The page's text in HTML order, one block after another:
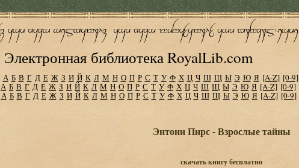
Электронная библиотека RoyalLib.com
А Б В Г Д Е Ж З И Й К Л М Н О П Р С Т У Ф Х Ц Ч Ш Щ Ы Э Ю Я [A-Z] [0-9]
А Б В Г Д Е Ж З И Й К Л М Н О П Р С Т У Ф Х Ц Ч Ш Щ Ы Э Ю Я [A-Z] [0-9]
А Б В Г Д Е Ж З И Й К Л М Н О П Р С Т У Ф Х Ц Ч Ш Щ Ы Э Ю Я [A-Z] [0-9]
Энтони Пирс - Взрослые тайны
скачать книгу бесплатно